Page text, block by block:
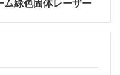
ム緑色固体レーザー